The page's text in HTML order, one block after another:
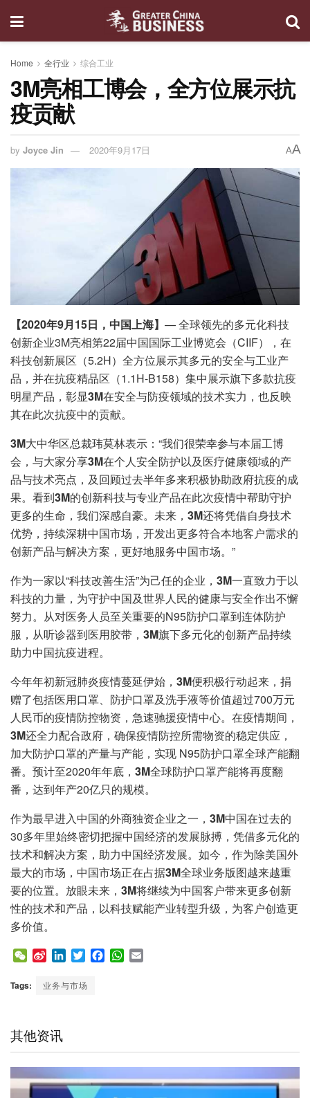
Home 全行业 综合工业
3M亮相工博会，全方位展示抗
疫贡献
by Joyce Jin 2020年9月17日 AA
【2020年9月15日，中国上海】 — 全球领先的多元化科技
创新企业3M亮相第22届中国国际工业博览会（CIIF），在
科技创新展区（5.2H）全方位展示其多元的安全与工业产
品，并在抗疫精品区（1.1H-B158）集中展示旗下多款抗疫
明星产品，彰显3M在安全与防疫领域的技术实力，也反映
其在此次抗疫中的贡献。
3M大中华区总裁玮莫林表示：“我们很荣幸参与本届工博
会，与大家分享3M在个人安全防护以及医疗健康领域的产
品与技术亮点，及回顾过去半年多来积极协助政府抗疫的成
果。看到3M的创新科技与专业产品在此次疫情中帮助守护
更多的生命，我们深感自豪。未来， 3M还将凭借自身技术
优势，持续深耕中国市场，开发出更多符合本地客户需求的
创新产品与解决方案，更好地服务中国市场。”
作为一家以“科技改善生活”为己任的企业， 3M一直致力于以
科技的力量，为守护中国及世界人民的健康与安全作出不懈
努力。从对医务人员至关重要的N95防护口罩到连体防护
服，从听诊器到医用胶带， 3M旗下多元化的创新产品持续
助力中国抗疫进程。
今年年初新冠肺炎疫情蔓延伊始， 3M便积极行动起来，捐
赠了包括医用口罩、防护口罩及洗手液等价值超过700万元
人民币的疫情防控物资，急速驰援疫情中心。在疫情期间，
3M还全力配合政府，确保疫情防控所需物资的稳定供应，
加大防护口罩的产量与产能，实现 N95防护口罩全球产能翻
番。预计至2020年年底， 3M全球防护口罩产能将再度翻
番，达到年产20亿只的规模。
作为最早进入中国的外商独资企业之一， 3M中国在过去的
30多年里始终密切把握中国经济的发展脉搏，凭借多元化的
技术和解决方案，助力中国经济发展。如今，作为除美国外
最大的市场，中国市场正在占据3M全球业务版图越来越重
要的位置。放眼未来， 3M将继续为中国客户带来更多创新
性的技术和产品，以科技赋能产业转型升级，为客户创造更
多价值。
W
C
S
n
i
o
L
n
T
i
F
W
Tags: 业务与市场
其他资讯